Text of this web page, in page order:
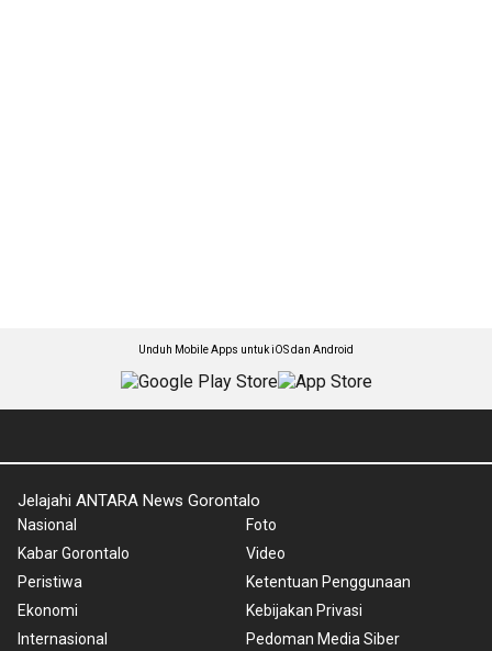
Unduh Mobile Apps untuk iOS dan Android
Jelajahi ANTARA News Gorontalo
Nasional
Kabar Gorontalo
Peristiwa
Ekonomi
Internasional
Foto
Video
Ketentuan Penggunaan
Kebijakan Privasi
Pedoman Media Siber